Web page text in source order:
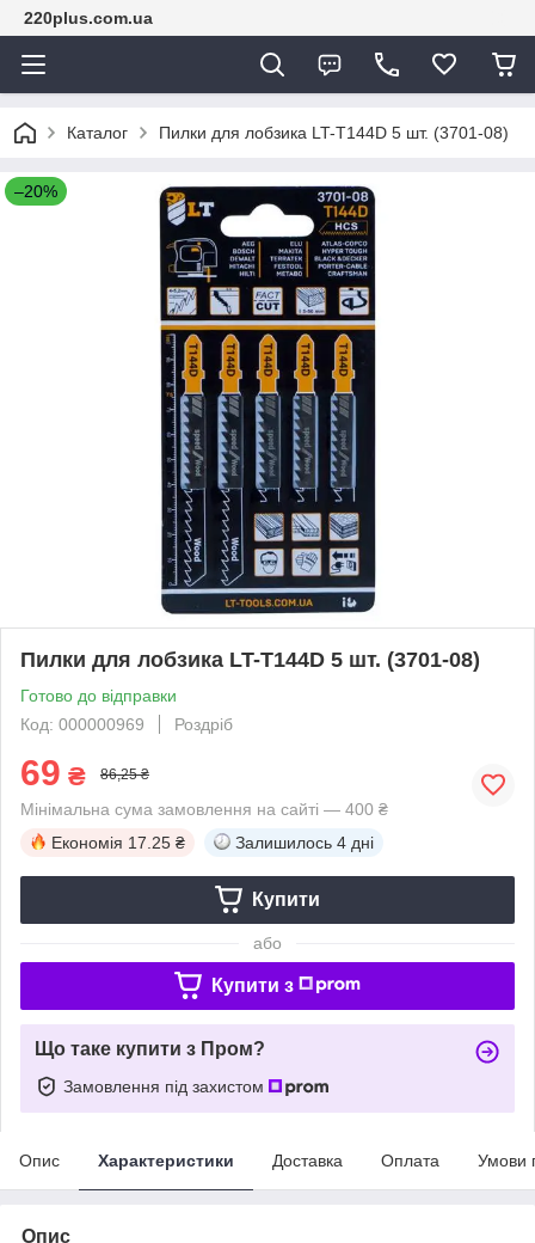
220plus.com.ua
Каталог Пилки для лобзика LT-T144D 5 шт. (3701-08)
–20%
Пилки для лобзика LT-T144D 5 шт. (3701-08)
Готово до відправки
Код: 000000969
Роздріб
69 ₴ 86,25 ₴
Мінімальна сума замовлення на сайті — 400 ₴
Економія 17.25 ₴ Залишилось 4 дні
Купити
або
Купити з
Що таке купити з Пром?
Замовлення під захистом
Опис Характеристики Доставка Оплата Умови
Опис